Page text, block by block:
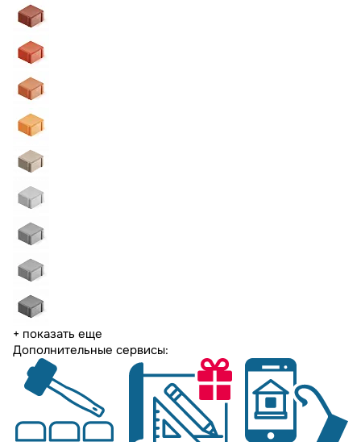
+ показать еще
Дополнительные сервисы: